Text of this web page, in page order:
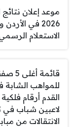
موعد إعلان
2026 في
الاستعلام
قائمة
للمواهب الشابة
لاعبين شباب في
الانتقالات من